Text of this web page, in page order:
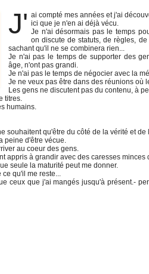
J' ai compté mes années et j'ai
ici que je n'en ai déjà vécu.
Je n'ai désormais pas le temps
on discute de statuts, de règles,
sachant qu'il ne se combinera rien...
Je n'ai pas le temps de supporter des
âge, n'ont pas grandi.
Je n'ai pas le temps de négocier avec la
Je ne veux pas être dans des réunions où
Les gens ne discutent pas du contenu, à
titres.
humains.
souhaitent qu'être du côté de la vérité et de
peine d'être vécue.
au coeur des gens.
appris à grandir avec des caresses minces
seule la maturité peut me donner.
qu'il me reste...
ceux que j'ai mangés jusqu'à présent.-